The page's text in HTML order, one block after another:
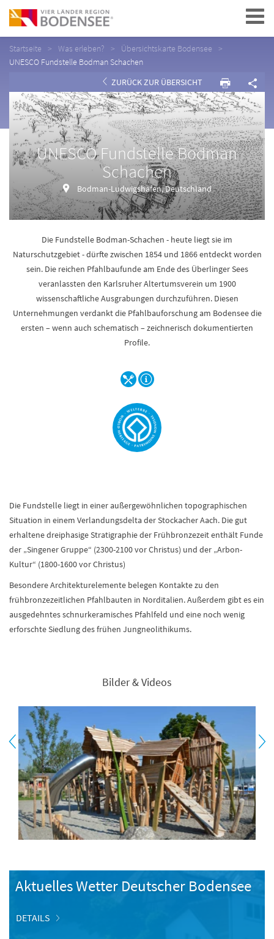
Navigation
Startseite Was erleben?
Übersichtskarte Bodensee
UNESCO Fundstelle Bodman Schachen
ZURÜCK ZUR ÜBERSICHT
UNESCO Fundstelle Bodman
Schachen
Bodman-Ludwigshafen, Deutschland
Die Fundstelle Bodman-Schachen - heute liegt sie im
Naturschutzgebiet - dürfte zwischen 1854 und 1866 entdeckt worden
sein. Die reichen Pfahlbaufunde am Ende des Überlinger Sees
veranlassten den Karlsruher Altertumsverein um 1900
wissenschaftliche Ausgrabungen durchzuführen. Diesen
Unternehmungen verdankt die Pfahlbauforschung am Bodensee die
ersten – wenn auch schematisch – zeichnerisch dokumentierten
Profile.
Die Fundstelle liegt in einer außergewöhnlichen topographischen
Situation in einem Verlandungsdelta der Stockacher Aach. Die gut
erhaltene dreiphasige Stratigraphie der Frühbronzezeit enthält Funde
der „Singener Gruppe“ (2300-2100 vor Christus) und der „Arbon-
Kultur“ (1800-1600 vor Christus)
Besondere Architekturelemente belegen Kontakte zu den
frühbronzezeitlichen Pfahlbauten in Norditalien. Außerdem gibt es ein
ausgedehntes schnurkeramisches Pfahlfeld und eine noch wenig
erforschte Siedlung des frühen Jungneolithikums.
Bilder & Videos
Aktuelles Wetter Deutscher Bodensee
DETAILS